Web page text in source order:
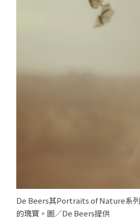
De Beers其Portraits of Nature系列
的瑰寶。圖／De Beers提供